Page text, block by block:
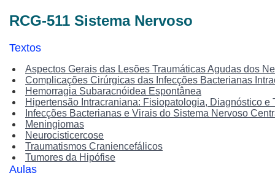
RCG-511 Sistema Nervoso
Textos
Aspectos Gerais das Lesões Traumáticas Agudas dos
Complicações Cirúrgicas das Infecções Bacterianas
Hemorragia Subaracnóidea Espontânea
Hipertensão Intracraniana: Fisiopatologia, Diagnóstico e
Infecções Bacterianas e Virais do Sistema Nervoso
Meningiomas
Neurocisticercose
Traumatismos Craniencefálicos
Tumores da Hipófise
Aulas